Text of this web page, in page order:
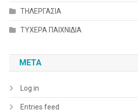
ΤΗΛΕΡΓΑΣΙΑ
ΤΥΧΕΡΑ ΠΑΙΧΝΙΔΙΑ
META
Log in
Entries feed